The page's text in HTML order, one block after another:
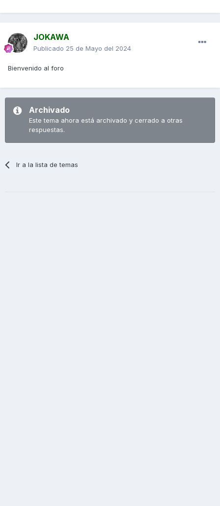
JOKAWA
Publicado 25 de Mayo del 2024
Bienvenido al foro
Archivado
Este tema ahora está archivado y cerrado a otras
respuestas.
Ir a la lista de temas